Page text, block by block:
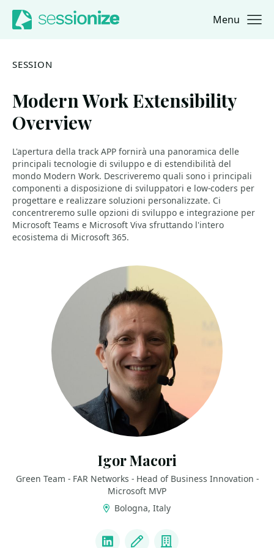
Jump to navigation
Jump to content Menu
SESSION
Modern Work Extensibility
Overview
L'apertura della track APP fornirà una panoramica delle
principali tecnologie di sviluppo e di estendibilità del
mondo Modern Work. Descriveremo quali sono i principali
componenti a disposizione di sviluppatori e low-coders per
progettare e realizzare soluzioni personalizzate. Ci
concentreremo sulle opzioni di sviluppo e integrazione per
Microsoft Teams e Microsoft Viva sfruttando l'intero
ecosistema di Microsoft 365.
Igor Macori
Green Team - FAR Networks - Head of Business Innovation -
Microsoft MVP
Bologna, Italy